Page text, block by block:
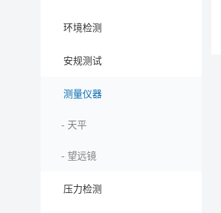
环境检测
安规测试
测量仪器
- 天平
- 望远镜
压力检测